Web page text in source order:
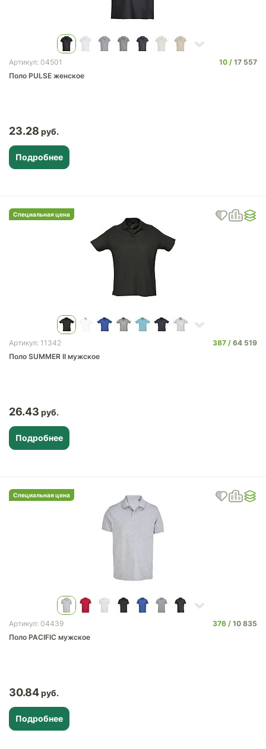
Артикул: 04501 10
17 557
Поло PULSE женское
23.28
Подробнее
Специальная цена
Артикул: 11342 387
64 519
Поло SUMMER II мужское
26.43
Подробнее
Специальная цена
Артикул: 04439 376
10 835
Поло PACIFIC мужское
30.84
Подробнее